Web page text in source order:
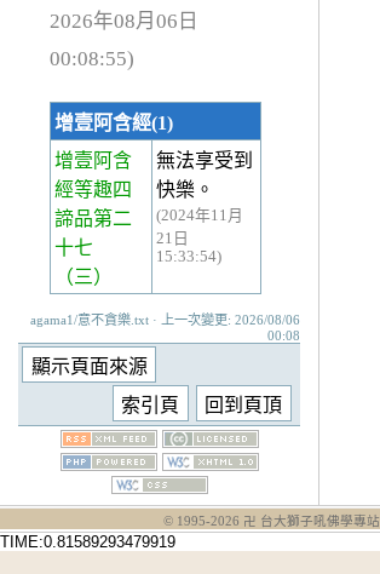
2026年08月06日
00:08:55)
增壹阿含經(1)
增壹阿含
經等趣四
諦品第二
十七
（三）
無法享受到
快樂。
(2024年11月
21日
15:33:54)
agama1/意不貪樂.txt · 上一次變更: 2026/08/06
00:08
© 1995-2026 卍 台大獅子吼佛學專站
TIME:0.81589293479919